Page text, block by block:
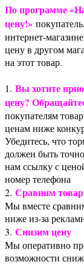
По программе
цену!»
интернет-
цену в другом
на этот товар.
1. Вы хотите
цену?
покупателям
ценам ниже
Убедитесь, что
должен быть
нам ссылку с
номер телефона
2. Сравним
Мы вместе
ниже из-за
3. Снизим цену
Мы оперативно
возможности